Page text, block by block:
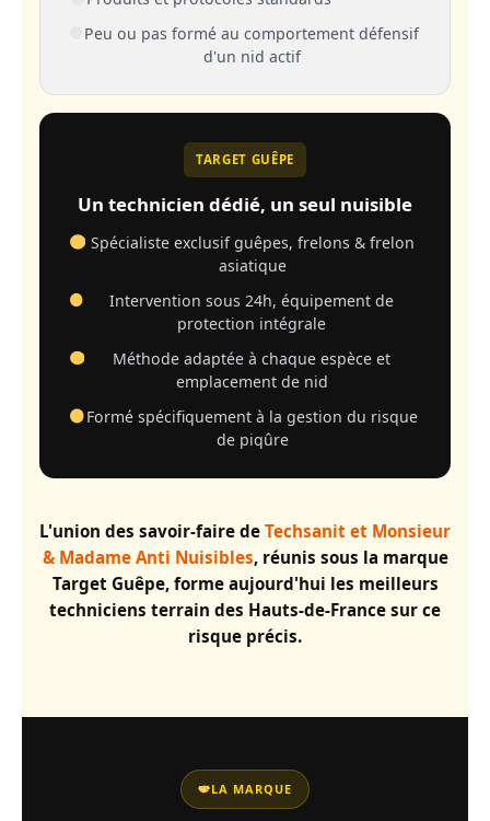
Peu ou pas formé au comportement défensif
d'un nid actif
TARGET GUÊPE
Un technicien dédié, un seul nuisible
Spécialiste exclusif guêpes, frelons & frelon
asiatique
Intervention sous 24h, équipement de
protection intégrale
Méthode adaptée à chaque espèce et
emplacement de nid
Formé spécifiquement à la gestion du risque
de piqûre
L'union des savoir-faire de Techsanit et Monsieur
& Madame Anti Nuisibles, réunis sous la marque
Target Guêpe, forme aujourd'hui les meilleurs
techniciens terrain des Hauts-de-France sur ce
risque précis.
LA MARQUE